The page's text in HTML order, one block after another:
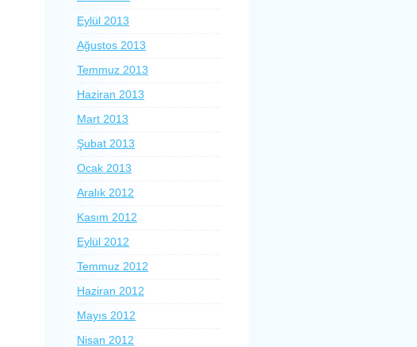
Eylül 2013
Ağustos 2013
Temmuz 2013
Haziran 2013
Mart 2013
Şubat 2013
Ocak 2013
Aralık 2012
Kasım 2012
Eylül 2012
Temmuz 2012
Haziran 2012
Mayıs 2012
Nisan 2012